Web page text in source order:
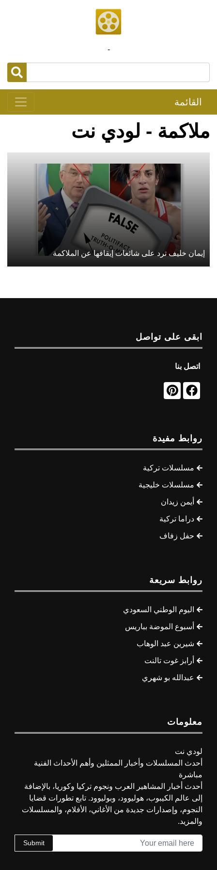
-
القائمة
ملاكمة - لودي نت
إيمان خليف ترد على شائعات إيقافها عن الملاكمة
ابقى على تواصل
اتصل بنا
روابط مفيدة
مسلسلات تركية
مسلسلات خليجية
أيمن زيدان
دراما تركية
حفل زفاف
روابط سريعة
اليوم الوطني السعودي
أسبوع الموضة بباريس
شيرين عبد الوهاب
أرابز غوت تالنت
عبدالله بو شهري
معلومات
لودي نت
أحدث المسلسلات وأخبار الممثلين وأهم الأحداث الفنية
مباشرة
أحدث أخبار المشاهير العرب ونجوم تركيا وكوريا، بالإضافة
إلى عالم الكيبوب، هوليوود، وبوليوود. تابع تطورات قضايا
النجوم، وإصدارات جديدة من الأغاني، الأفلام، والمسلسلات
والمزيد.
Submit